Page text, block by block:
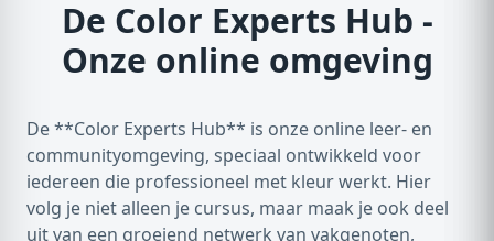
De Color Experts Hub -
Onze online omgeving
De **Color Experts Hub** is onze online leer- en
communityomgeving, speciaal ontwikkeld voor
iedereen die professioneel met kleur werkt. Hier
volg je niet alleen je cursus, maar maak je ook deel
uit van een groeiend netwerk van vakgenoten,